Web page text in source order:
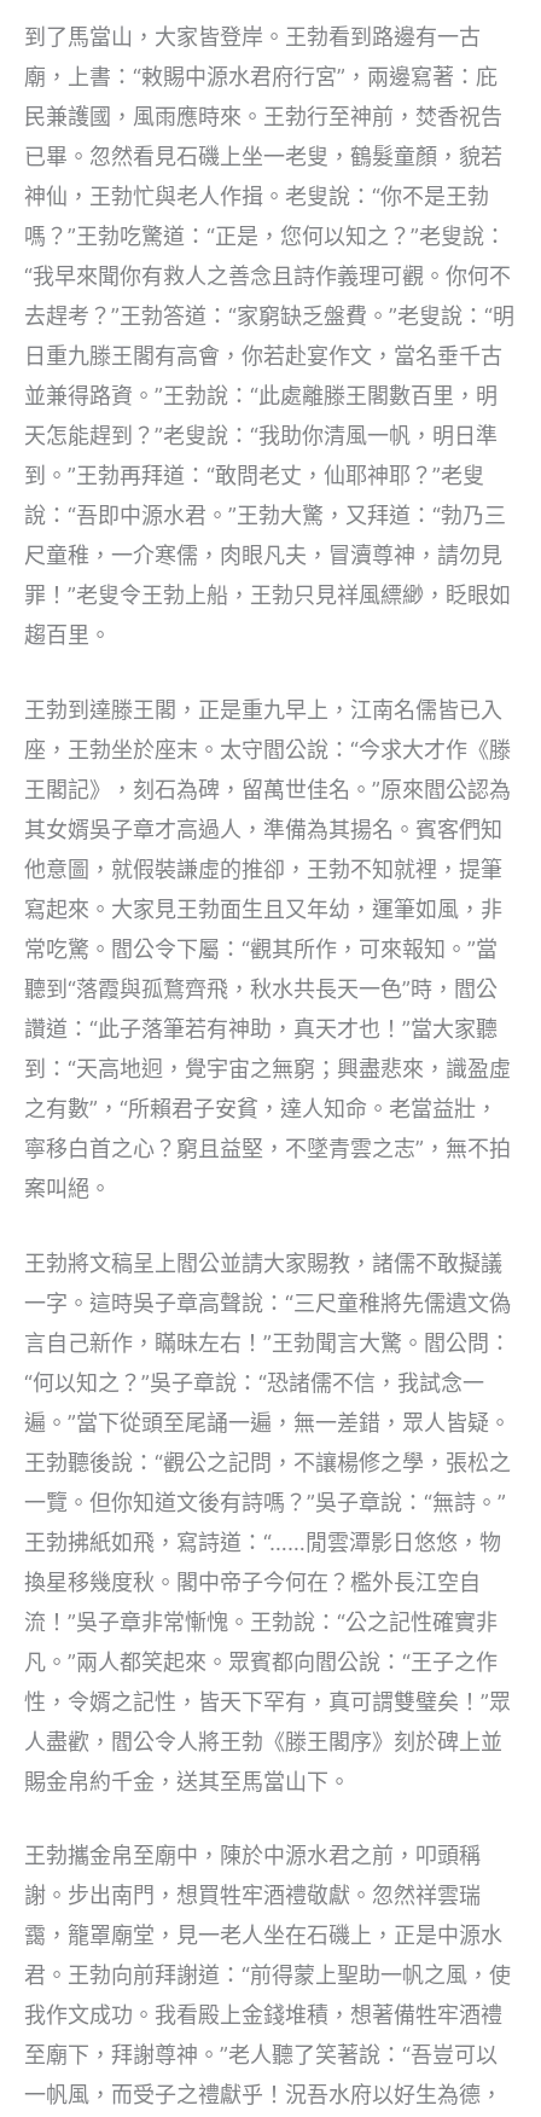
到了馬當山，大家皆登岸。王勃看到路邊有一古
廟，上書：“敕賜中源水君府行宮”，兩邊寫著：庇
民兼護國，風雨應時來。王勃行至神前，焚香祝告
已畢。忽然看見石磯上坐一老叟，鶴髮童顏，貌若
神仙，王勃忙與老人作揖。老叟說：“你不是王勃
嗎？”王勃吃驚道：“正是，您何以知之？”老叟說：
“我早來聞你有救人之善念且詩作義理可觀。你何不
去趕考？”王勃答道：“家窮缺乏盤費。”老叟說：“明
日重九滕王閣有高會，你若赴宴作文，當名垂千古
並兼得路資。”王勃說：“此處離滕王閣數百里，明
天怎能趕到？”老叟說：“我助你清風一帆，明日準
到。”王勃再拜道：“敢問老丈，仙耶神耶？”老叟
說：“吾即中源水君。”王勃大驚，又拜道：“勃乃三
尺童稚，一介寒儒，肉眼凡夫，冒瀆尊神，請勿見
罪！”老叟令王勃上船，王勃只見祥風縹緲，眨眼如
趨百里。
王勃到達滕王閣，正是重九早上，江南名儒皆已入
座，王勃坐於座末。太守閻公說：“今求大才作《滕
王閣記》，刻石為碑，留萬世佳名。”原來閻公認為
其女婿吳子章才高過人，準備為其揚名。賓客們知
他意圖，就假裝謙虛的推卻，王勃不知就裡，提筆
寫起來。大家見王勃面生且又年幼，運筆如風，非
常吃驚。閻公令下屬：“觀其所作，可來報知。”當
聽到“落霞與孤鶩齊飛，秋水共長天一色”時，閻公
讚道：“此子落筆若有神助，真天才也！”當大家聽
到：“天高地迥，覺宇宙之無窮；興盡悲來，識盈虛
之有數”，“所賴君子安貧，達人知命。老當益壯，
寧移白首之心？窮且益堅，不墜青雲之志”，無不拍
案叫絕。
王勃將文稿呈上閻公並請大家賜教，諸儒不敢擬議
一字。這時吳子章高聲說：“三尺童稚將先儒遺文偽
言自己新作，瞞昧左右！”王勃聞言大驚。閻公問：
“何以知之？”吳子章說：“恐諸儒不信，我試念一
遍。”當下從頭至尾誦一遍，無一差錯，眾人皆疑。
王勃聽後說：“觀公之記問，不讓楊修之學，張松之
一覽。但你知道文後有詩嗎？”吳子章說：“無詩。”
王勃拂紙如飛，寫詩道：“……閒雲潭影日悠悠，物
換星移幾度秋。閣中帝子今何在？檻外長江空自
流！”吳子章非常慚愧。王勃說：“公之記性確實非
凡。”兩人都笑起來。眾賓都向閻公說：“王子之作
性，令婿之記性，皆天下罕有，真可謂雙璧矣！”眾
人盡歡，閻公令人將王勃《滕王閣序》刻於碑上並
賜金帛約千金，送其至馬當山下。
王勃攜金帛至廟中，陳於中源水君之前，叩頭稱
謝。步出南門，想買牲牢酒禮敬獻。忽然祥雲瑞
靄，籠罩廟堂，見一老人坐在石磯上，正是中源水
君。王勃向前拜謝道：“前得蒙上聖助一帆之風，使
我作文成功。我看殿上金錢堆積，想著備牲牢酒禮
至廟下，拜謝尊神。”老人聽了笑著說：“吾豈可以
一帆風，而受子之禮獻乎！況吾水府以好生為德，